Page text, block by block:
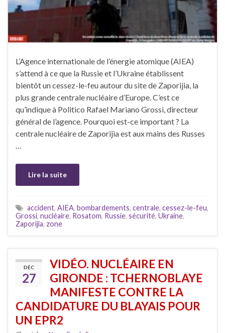
L’Agence internationale de l’énergie atomique (AIEA)
s’attend à ce que la Russie et l’Ukraine établissent
bientôt un cessez-le-feu autour du site de Zaporijia, la
plus grande centrale nucléaire d’Europe. C’est ce
qu’indique à Politico Rafael Mariano Grossi, directeur
général de l’agence. Pourquoi est-ce important ? La
centrale nucléaire de Zaporijia est aux mains des Russes
…
Lire la suite
accident, AIEA, bombardements, centrale, cessez-le-feu,
Grossi, nucléaire, Rosatom, Russie, sécurité, Ukraine,
Zaporijia, zone
DÉC
27
VIDÉO. NUCLÉAIRE EN
GIRONDE : TCHERNOBLAYE
MANIFESTE CONTRE LA
CANDIDATURE DU BLAYAIS POUR
UN EPR2